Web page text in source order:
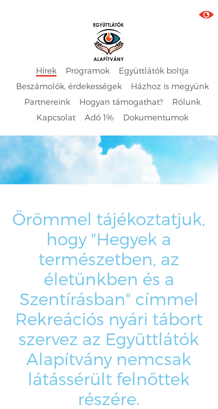
Hírek Programok
Együttlátók boltja
Beszámolók, érdekességek
Házhoz is megyünk
Partnereink
Hogyan támogathat?
Rólunk
Kapcsolat
Adó 1% Dokumentumok
Örömmel tájékoztatjuk,
hogy "Hegyek a
természetben, az
életünkben és a
Szentírásban" címmel
Rekreációs nyári tábort
szervez az Együttlátók
Alapítvány nemcsak
látássérült felnőttek
részére.